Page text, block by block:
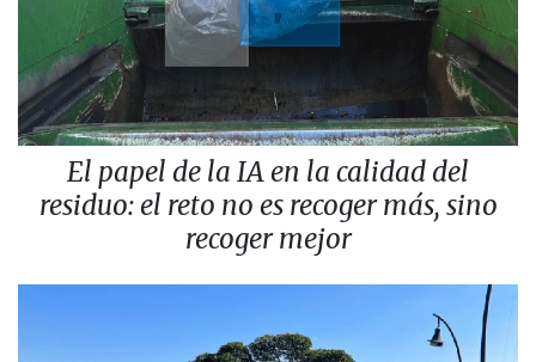
El papel de la IA en la calidad del
residuo: el reto no es recoger más, sino
recoger mejor